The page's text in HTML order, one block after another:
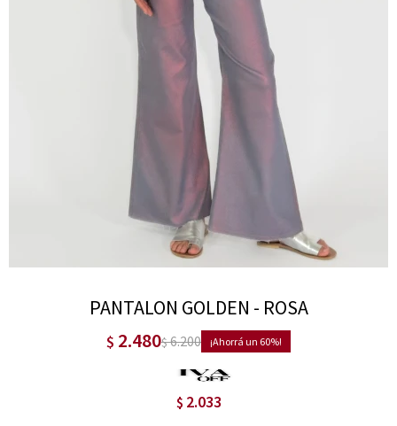
PANTALON GOLDEN - ROSA
$ 2.480$6.200 60
$ 2.033